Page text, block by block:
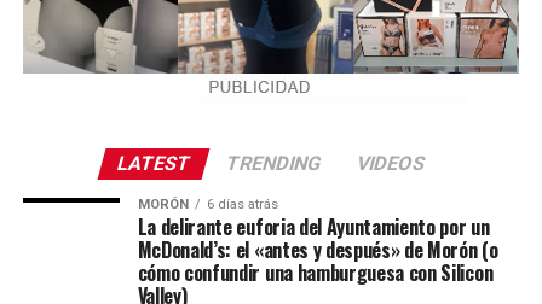
LATEST TRENDING VIDEOS
MORÓN 6 días atrás
La delirante euforia del Ayuntamiento por un
McDonald’s: el «antes y después» de Morón (o
cómo confundir una hamburguesa con Silicon
Valley)